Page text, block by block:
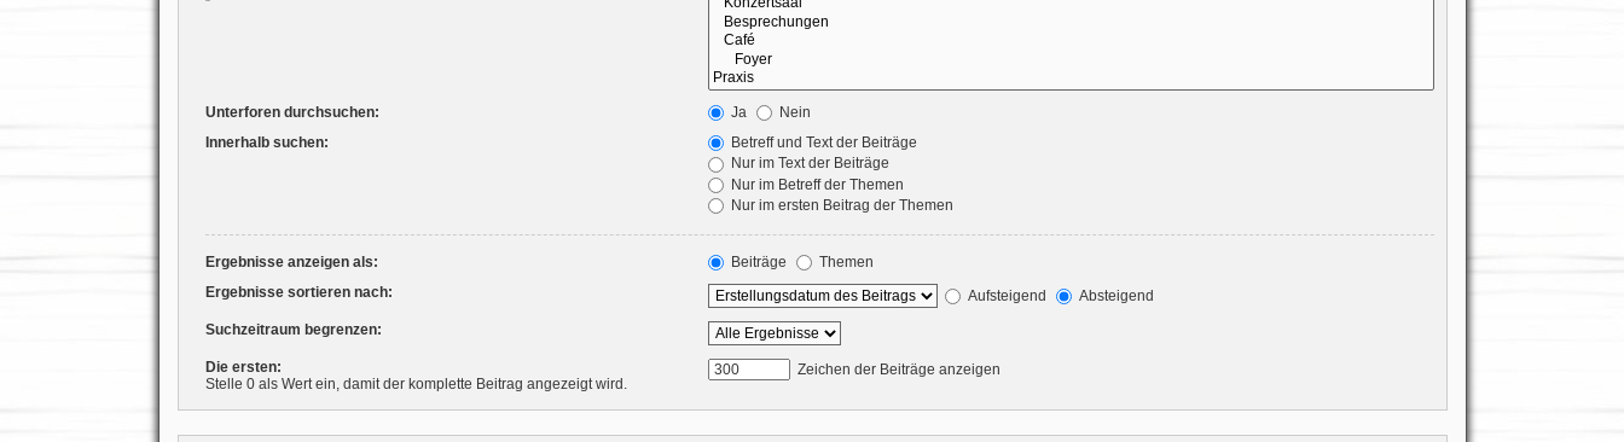
Unterforen durchsuchen: Ja
Nein
Innerhalb suchen:
Betreff und Text der Beiträge
Nur im Text der Beiträge
Nur im Betreff der Themen
Nur im ersten Beitrag der Themen
Ergebnisse anzeigen als: Beiträge
Themen
Ergebnisse sortieren nach:
Aufsteigend Absteigend
Suchzeitraum begrenzen:
Die ersten:
Stelle 0 als Wert ein, damit der komplette Beitrag angezeigt wird.
Zeichen der Beiträge anzeigen